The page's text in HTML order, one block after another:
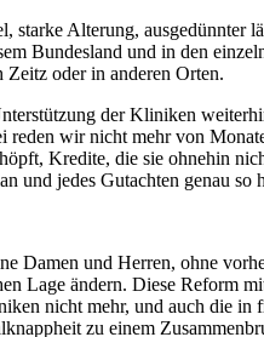
starke Alterung,
Bundesland und in den
Zeitz oder in anderen Orten.
der Kliniken
wir nicht mehr von
Kredite, die sie ohnehin
und jedes Gutachten genau
Damen und Herren, ohne
Lage ändern. Diese Reform
nicht mehr, und auch die in
zu einem